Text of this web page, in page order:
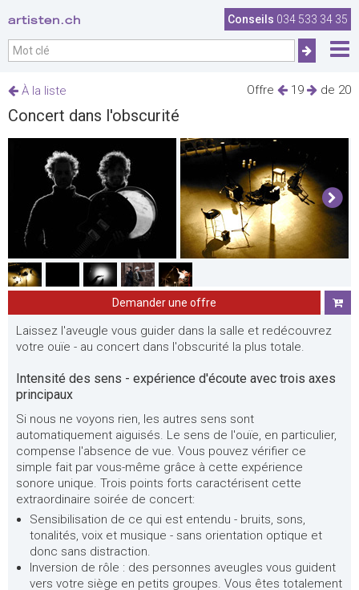
artisten.ch Conseils 034 533 34 35
Offre 19 de 20
À la liste
Concert dans l'obscurité
Demander une offre
Laissez l'aveugle vous guider dans la salle et redécouvrez
votre ouïe - au concert dans l'obscurité la plus totale.
Intensité des sens - expérience d'écoute avec trois axes
principaux
Si nous ne voyons rien, les autres sens sont
automatiquement aiguisés. Le sens de l'ouïe, en particulier,
compense l'absence de vue. Vous pouvez vérifier ce
simple fait par vous-même grâce à cette expérience
sonore unique. Trois points forts caractérisent cette
extraordinaire soirée de concert:
Sensibilisation de ce qui est entendu - bruits, sons,
tonalités, voix et musique - sans orientation optique et
donc sans distraction.
Inversion de rôle : des personnes aveugles vous guident
vers votre siège en petits groupes. Vous êtes totalement